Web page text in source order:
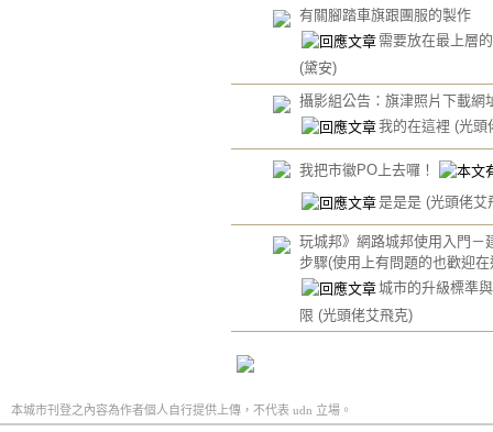
有關腳踏車旗跟團服的製作
需要放在最上層
(黛安)
攝影組公告：旗津照片下載網
我的在這裡 (光頭
我把市徽PO上去囉！
是是是 (光頭佬艾
玩城邦》網路城邦使用入門－
步驟(使用上有問題的也歡迎
城市的升級標準
限 (光頭佬艾飛克)
本城市刊登之內容為作者個人自行提供上傳，不代表 udn 立場。